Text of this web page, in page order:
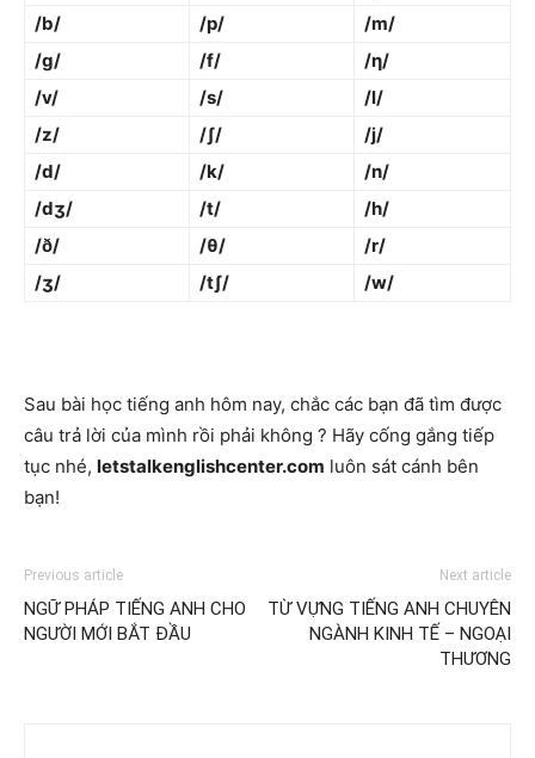
/b/
/p/
/m/
/g/
/f/
/η/
/v/
/s/
/l/
/z/
/ʃ/
/j/
/d/
/k/
/n/
/dʒ/
/t/
/h/
/ð/
/θ/
/r/
/ʒ/
/tʃ/ /w/
Sau bài học tiếng anh hôm nay, chắc các bạn đã tìm được
câu trả lời của mình rồi phải không ? Hãy cống gắng tiếp
tục nhé, letstalkenglishcenter.com luôn sát cánh bên
bạn!
Previous article
NGỮ PHÁP TIẾNG ANH CHO
NGƯỜI MỚI BẮT ĐẦU
Next article
TỪ VỰNG TIẾNG ANH CHUYÊN
NGÀNH KINH TẾ – NGOẠI
THƯƠNG